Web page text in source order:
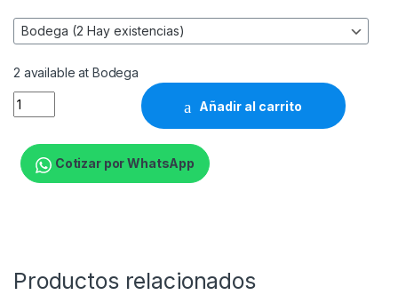
2 available at Bodega
NZXT H series H710i - Torre - placa ATX extendida - panel
Añadir al carrito
Cotizar por WhatsApp
Productos relacionados